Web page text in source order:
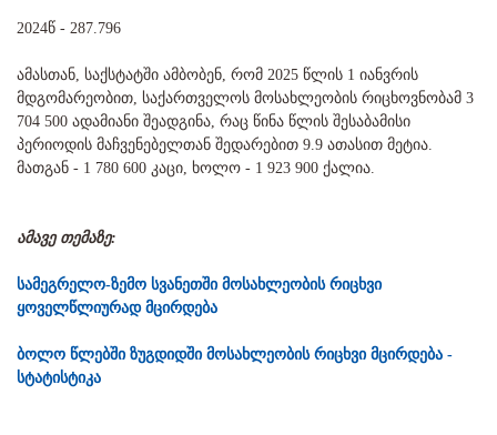
2024წ - 287.796
ამასთან, საქსტატში ამბობენ, რომ 2025 წლის 1 იანვრის
მდგომარეობით, საქართველოს მოსახლეობის რიცხოვნობამ 3
704 500 ადამიანი შეადგინა, რაც წინა წლის შესაბამისი
პერიოდის მაჩვენებელთან შედარებით 9.9 ათასით მეტია.
მათგან - 1 780 600 კაცი, ხოლო - 1 923 900 ქალია.
ამავე თემაზე:
სამეგრელო-ზემო სვანეთში მოსახლეობის რიცხვი
ყოველწლიურად მცირდება
ბოლო წლებში ზუგდიდში მოსახლეობის რიცხვი მცირდება -
სტატისტიკა